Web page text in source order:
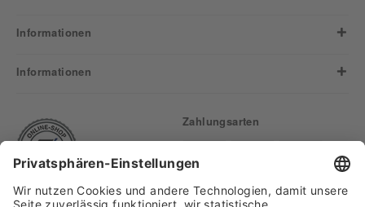
Informationen
Informationen
Zahlungsarten